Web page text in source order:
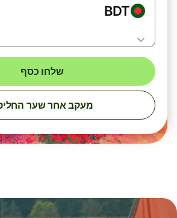
BDT
שלחו כסף
מעקב אחר שער החליפין